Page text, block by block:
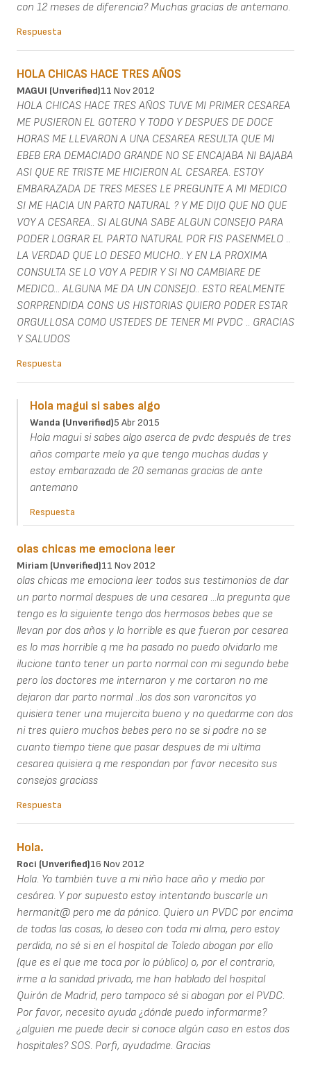
con 12 meses de diferencia? Muchas gracias de antemano.
Respuesta
HOLA CHICAS HACE TRES AÑOS
MAGUI (unverified)11 Nov 2012
HOLA CHICAS HACE TRES AÑOS TUVE MI PRIMER CESAREA
ME PUSIERON EL GOTERO Y TODO Y DESPUES DE DOCE
HORAS ME LLEVARON A UNA CESAREA RESULTA QUE MI
EBEB ERA DEMACIADO GRANDE NO SE ENCAJABA NI BAJABA
ASI QUE RE TRISTE ME HICIERON AL CESAREA. ESTOY
EMBARAZADA DE TRES MESES LE PREGUNTE A MI MEDICO
SI ME HACIA UN PARTO NATURAL ? Y ME DIJO QUE NO QUE
VOY A CESAREA.. SI ALGUNA SABE ALGUN CONSEJO PARA
PODER LOGRAR EL PARTO NATURAL POR FIS PASENMELO ..
LA VERDAD QUE LO DESEO MUCHO.. Y EN LA PROXIMA
CONSULTA SE LO VOY A PEDIR Y SI NO CAMBIARE DE
MEDICO... ALGUNA ME DA UN CONSEJO.. ESTO REALMENTE
SORPRENDIDA CONS US HISTORIAS QUIERO PODER ESTAR
ORGULLOSA COMO USTEDES DE TENER MI PVDC .. GRACIAS
Y SALUDOS
Respuesta
Hola magui si sabes algo
Wanda (unverified)5 Abr 2015
Hola magui si sabes algo aserca de pvdc después de tres
años comparte melo ya que tengo muchas dudas y
estoy embarazada de 20 semanas gracias de ante
antemano
Respuesta
olas chicas me emociona leer
Miriam (unverified)11 Nov 2012
olas chicas me emociona leer todos sus testimonios de dar
un parto normal despues de una cesarea ...la pregunta que
tengo es la siguiente tengo dos hermosos bebes que se
llevan por dos años y lo horrible es que fueron por cesarea
es lo mas horrible q me ha pasado no puedo olvidarlo me
ilucione tanto tener un parto normal con mi segundo bebe
pero los doctores me internaron y me cortaron no me
dejaron dar parto normal ..los dos son varoncitos yo
quisiera tener una mujercita bueno y no quedarme con dos
ni tres quiero muchos bebes pero no se si podre no se
cuanto tiempo tiene que pasar despues de mi ultima
cesarea quisiera q me respondan por favor necesito sus
consejos graciass
Respuesta
Hola.
Roci (unverified)16 Nov 2012
Hola. Yo también tuve a mi niño hace año y medio por
cesárea. Y por supuesto estoy intentando buscarle un
hermanit@ pero me da pánico. Quiero un PVDC por encima
de todas las cosas, lo deseo con toda mi alma, pero estoy
perdida, no sé si en el hospital de Toledo abogan por ello
(que es el que me toca por lo público) o, por el contrario,
irme a la sanidad privada, me han hablado del hospital
Quirón de Madrid, pero tampoco sé si abogan por el PVDC.
Por favor, necesito ayuda ¿dónde puedo informarme?
¿alguien me puede decir si conoce algún caso en estos dos
hospitales? SOS. Porfi, ayudadme. Gracias